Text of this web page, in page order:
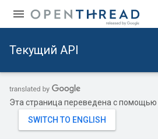
Текущий API
Эта страница переведена с помощью